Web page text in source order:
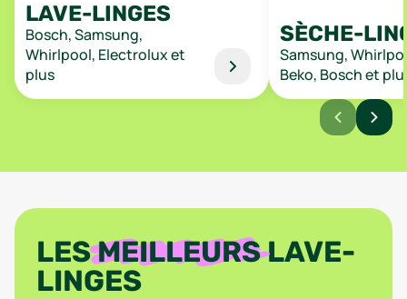
LAVE-LINGES
Bosch, Samsung,
Whirlpool, Electrolux et
plus
SÈCHE-
Samsung,
Beko, Bosch et
LESMEILLEURSLAVE-
LINGES